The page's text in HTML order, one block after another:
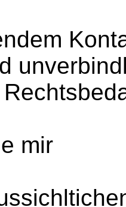
mir